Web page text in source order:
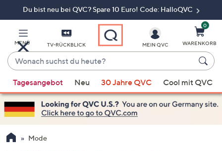
Du bist neu bei QVC? Spare 10 Euro! Code: HalloQVC
MENÜ TV-RÜCKBLICK
Wonach
suchst
du
heute?
Vorschläge
verfügbar
sind,
verwenden
Sie
MEIN QVC
0
WARENKORB
Tagesangebot Neu 30 Jahre QVC Cool mit QVC
Mode